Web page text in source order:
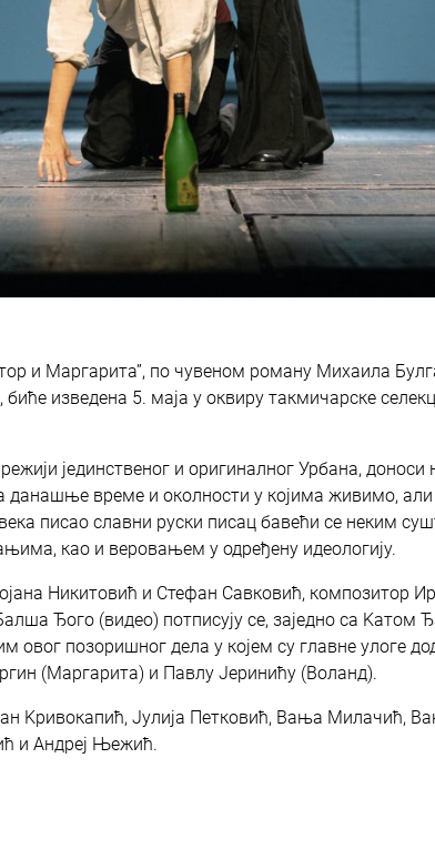
и Маргарита”, по чувеном роману Михаила
изведена 5. маја у оквиру такмичарске
јединственог и оригиналног Урбана,
данашње време и околности у којима живимо, али
писао славни руски писац бавећи се неким
као и веровањем у одређену идеологију.
Никитовић и Стефан Савковић, композитор
Ђого (видео) потписују се, заједно са Kатом
овог позоришног дела у којем су главне улоге
(Маргарита) и Павлу Јеринићу (Воланд).
Kривокапић, Јулија Петковић, Вања Милачић,
и Андреј Њежић.